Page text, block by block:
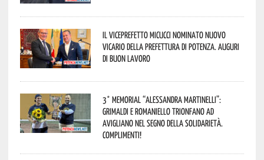
Il Viceprefetto Micucci nominato nuovo
Vicario della Prefettura di Potenza. Auguri
di buon lavoro
3° Memorial “Alessandra Martinelli”:
Grimaldi e Romaniello trionfano ad
Avigliano nel segno della solidarietà.
Complimenti!